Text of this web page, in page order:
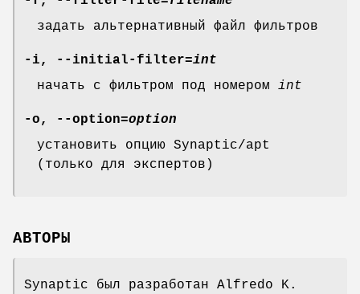
задать альтернативный файл фильтров
-i , --initial-filter=int
начать с фильтром под номером int
-o , --option=option
установить опцию Synaptic/apt
(только для экспертов)
АВТОРЫ
Synaptic был разработан Alfredo K.